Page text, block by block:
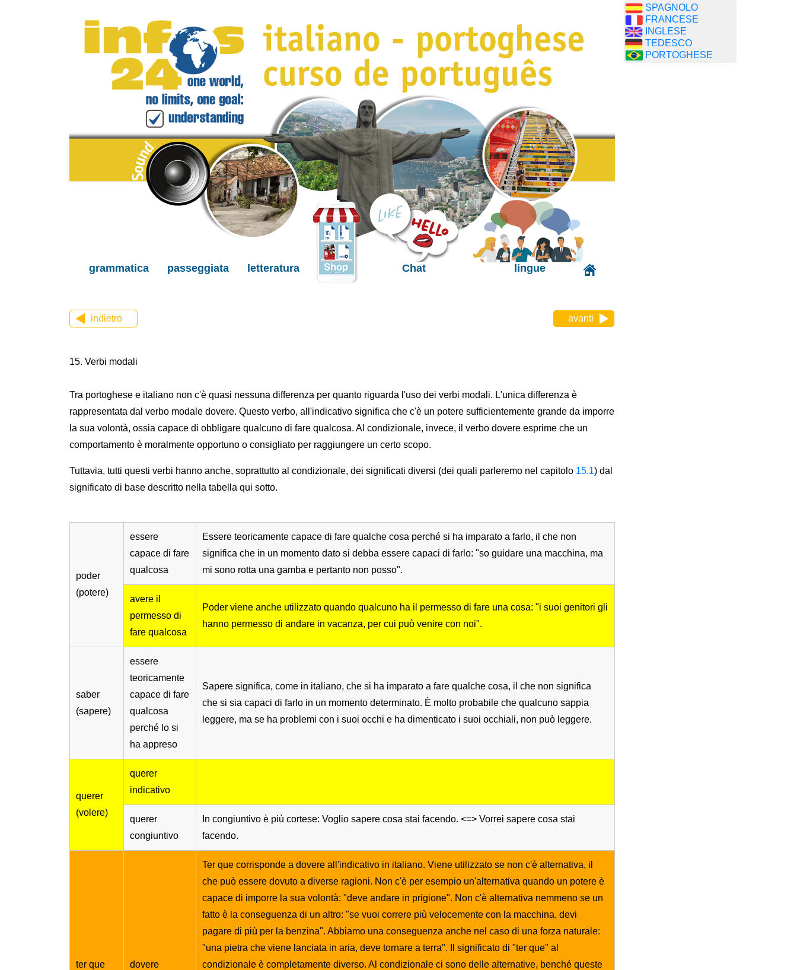
grammatica passeggiata letteratura Chat lingue
indietro avanti
15. Verbi modali
Tra portoghese e italiano non c'è quasi nessuna differenza per quanto riguarda l'uso dei verbi modali. L'unica differenza è
rappresentata dal verbo modale dovere. Questo verbo, all'indicativo significa che c'è un potere sufficientemente grande da imporre
la sua volontà, ossia capace di obbligare qualcuno di fare qualcosa. Al condizionale, invece, il verbo dovere esprime che un
comportamento è moralmente opportuno o consigliato per raggiungere un certo scopo.
Tuttavia, tutti questi verbi hanno anche, soprattutto al condizionale, dei significati diversi (dei quali parleremo nel capitolo 15.1) dal
significato di base descritto nella tabella qui sotto.
poder
(potere)
essere
capace di fare
qualcosa
Essere teoricamente capace di fare qualche cosa perché si ha imparato a farlo, il che non
significa che in un momento dato si debba essere capaci di farlo: "so guidare una macchina, ma
mi sono rotta una gamba e pertanto non posso".
avere il
permesso di
fare qualcosa
Poder viene anche utilizzato quando qualcuno ha il permesso di fare una cosa: "i suoi genitori gli
hanno permesso di andare in vacanza, per cui può venire con noi".
saber
(sapere)
essere
teoricamente
capace di fare
qualcosa
perché lo si
ha appreso
Sapere significa, come in italiano, che si ha imparato a fare qualche cosa, il che non significa
che si sia capaci di farlo in un momento determinato. È molto probabile che qualcuno sappia
leggere, ma se ha problemi con i suoi occhi e ha dimenticato i suoi occhiali, non può leggere.
querer
(volere)
querer
indicativo
querer
congiuntivo
In congiuntivo è più cortese: Voglio sapere cosa stai facendo. <=> Vorrei sapere cosa stai
facendo.
ter que
dovere
Ter que corrisponde a dovere all'indicativo in italiano. Viene utilizzato se non c'è alternativa, il
che può essere dovuto a diverse ragioni. Non c'è per esempio un'alternativa quando un potere è
capace di imporre la sua volontà: "deve andare in prigione". Non c'è alternativa nemmeno se un
fatto è la conseguenza di un altro: "se vuoi correre più velocemente con la macchina, devi
pagare di più per la benzina". Abbiamo una conseguenza anche nel caso di una forza naturale:
"una pietra che viene lanciata in aria, deve tornare a terra". Il significato di "ter que" al
condizionale è completamente diverso. Al condizionale ci sono delle alternative, benché queste
SPAGNOLO
FRANCESE
INGLESE
TEDESCO
PORTOGHESE